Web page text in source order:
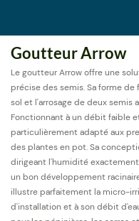
Goutteur Arrow
Le goutteur Arrow offre une
précise des semis. Sa forme
sol et l'arrosage de deux semis
Fonctionnant à un débit faible
particulièrement adapté aux
des plantes en pot. Sa
dirigeant l'humidité exactement
un bon développement
illustre parfaitement la micro-
d'installation et à son débit